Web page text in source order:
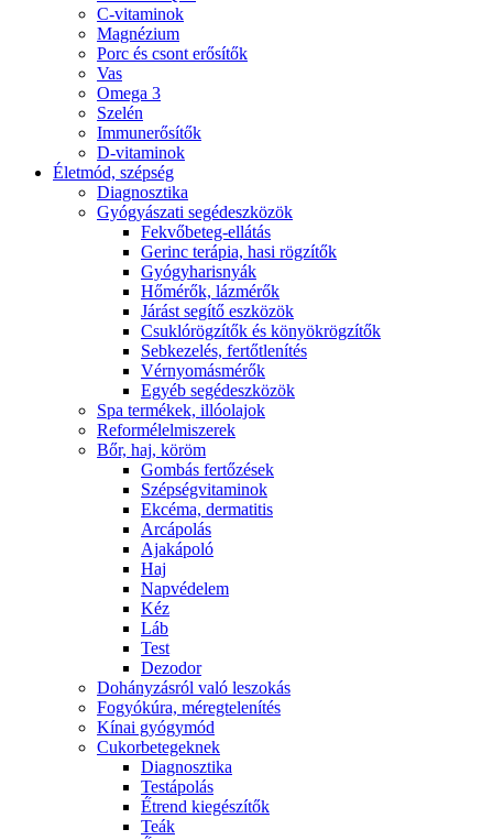
C-vitaminok
Magnézium
Porc és csont erősítők
Vas
Omega 3
Szelén
Immunerősítők
D-vitaminok
Életmód, szépség
Diagnosztika
Gyógyászati segédeszközök
Fekvőbeteg-ellátás
Gerinc terápia, hasi rögzítők
Gyógyharisnyák
Hőmérők, lázmérők
Járást segítő eszközök
Csuklórögzítők és könyökrögzítők
Sebkezelés, fertőtlenítés
Vérnyomásmérők
Egyéb segédeszközök
Spa termékek, illóolajok
Reformélelmiszerek
Bőr, haj, köröm
Gombás fertőzések
Szépségvitaminok
Ekcéma, dermatitis
Arcápolás
Ajakápoló
Haj
Napvédelem
Kéz
Láb
Test
Dezodor
Dohányzásról való leszokás
Fogyókúra, méregtelenítés
Kínai gyógymód
Cukorbetegeknek
Diagnosztika
Testápolás
É́trend kiegészítők
Teák